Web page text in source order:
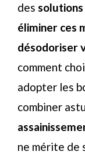
des
éliminer ces
désodoriser
comment
adopter les
combiner
ne mérite de